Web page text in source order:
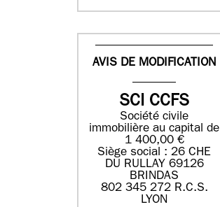
AVIS DE MODIFICATION
SCI CCFS
Société civile
immobilière au capital de
1 400,00 €
Siège social : 26 CHE
DU RULLAY 69126
BRINDAS
802 345 272 R.C.S.
LYON